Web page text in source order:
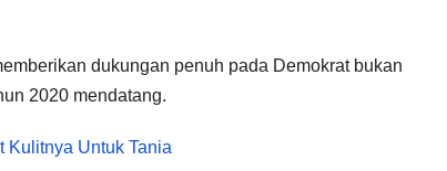
dukungan penuh pada Demokrat bukan
2020 mendatang.